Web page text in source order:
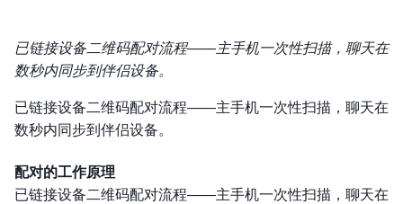
已链接设备二维码配对流程——主手机一次性扫描，聊天在
数秒内同步到伴侣设备。
已链接设备二维码配对流程——主手机一次性扫描，聊天在
数秒内同步到伴侣设备。
配对的工作原理
已链接设备二维码配对流程——主手机一次性扫描，聊天在